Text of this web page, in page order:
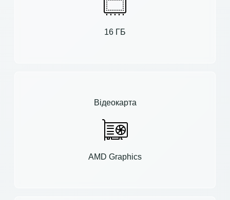
16 ГБ
Відеокарта
AMD Graphics